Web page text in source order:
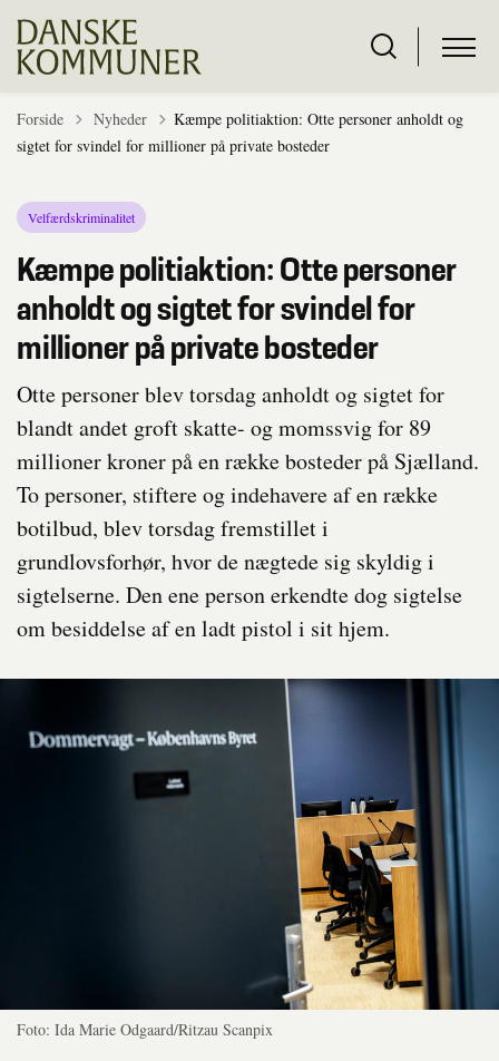
Forside Tilbage til
Nyheder
Kæmpe politiaktion: Otte personer anholdt og
sigtet for svindel for millioner på private bosteder
Velfærdskriminalitet
Kæmpe politiaktion: Otte personer
anholdt og sigtet for svindel for
millioner på private bosteder
Otte personer blev torsdag anholdt og sigtet for
blandt andet groft skatte- og momssvig for 89
millioner kroner på en række bosteder på Sjælland.
To personer, stiftere og indehavere af en række
botilbud, blev torsdag fremstillet i
grundlovsforhør, hvor de nægtede sig skyldig i
sigtelserne. Den ene person erkendte dog sigtelse
om besiddelse af en ladt pistol i sit hjem.
Foto: Ida Marie Odgaard/Ritzau Scanpix